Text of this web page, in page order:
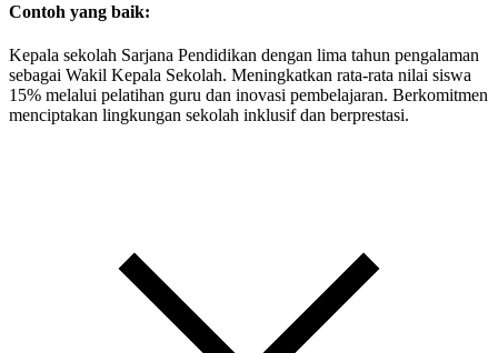
Contoh yang baik:
Kepala sekolah Sarjana Pendidikan dengan lima tahun pengalaman
sebagai Wakil Kepala Sekolah. Meningkatkan rata-rata nilai siswa
15% melalui pelatihan guru dan inovasi pembelajaran. Berkomitmen
menciptakan lingkungan sekolah inklusif dan berprestasi.